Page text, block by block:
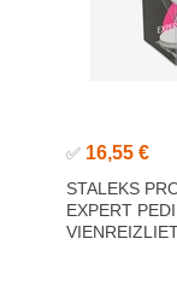
✅ 16,55 €
STALEKS
EXPERT